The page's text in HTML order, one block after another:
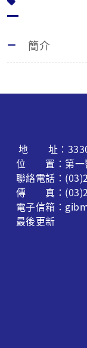
簡介
地 址：
位 置：第一
聯絡電話：
傳 真：
電子信箱：
最後更新